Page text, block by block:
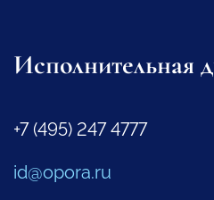
Исполнительная
+7 (495) 247 4777
id@opora.ru